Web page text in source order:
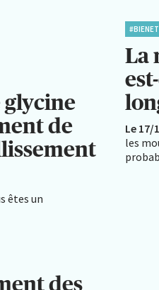
de
êtes un
La
Le 17/
les
des